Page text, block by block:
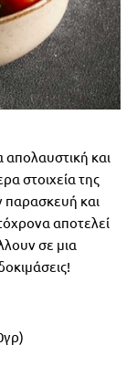
και
στοιχεία της
παρασκευή και
αποτελεί
σε μια